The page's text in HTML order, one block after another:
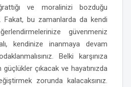
ve moralinizi bozduğu
Fakat, bu zamanlarda da kendi
güvenmeniz
kendinize inanmaya devam
Belki karşınıza
çıkacak ve hayatınızda
zorunda kalacaksınız.